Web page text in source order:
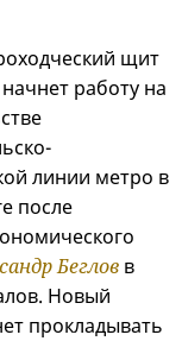
щит
работу на
линии метро в
после
Беглов в
Новый
прокладывать